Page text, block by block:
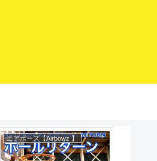
エアボーズ【Airbowz 】